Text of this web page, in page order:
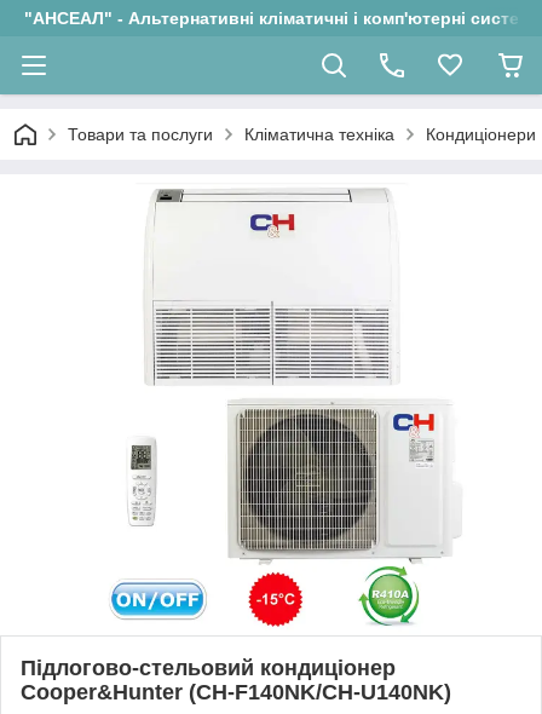
"АНСЕАЛ" - Альтернативні кліматичні і комп'ютерні системи
Товари та послуги Кліматична техніка Кондиціонери
Підлогово-стельовий кондиціонер
Cooper&Hunter (CH-F140NK/CH-U140NK)